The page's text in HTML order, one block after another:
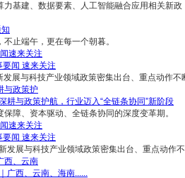
基建、数据要素、人工智能融合应用相关新政
止端午，更在每一个朝暮。
速来关注
展与科技产业领域政策密集出台、重点动作不
与政策护
障、资本驱动、全链条协同的深度变革期。
速来关注
发展与科技产业领域政策密集出台、重点动作
西、云南